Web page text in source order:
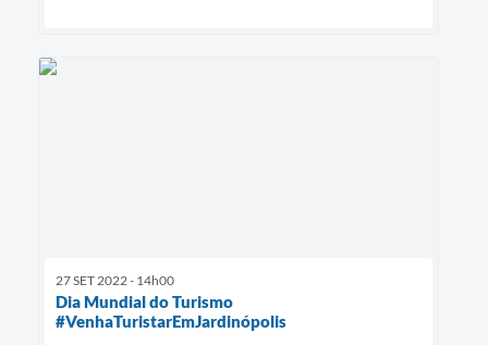
27 SET 2022 - 14h00
Dia Mundial do Turismo
#VenhaTuristarEmJardinópolis